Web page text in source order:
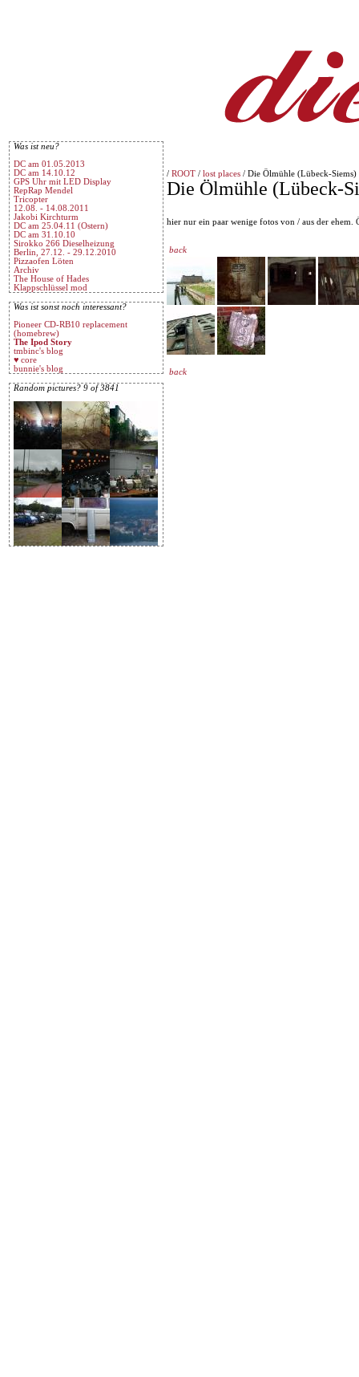
Was ist neu?
DC am 01.05.2013
DC am 14.10.12
GPS Uhr mit LED Display
RepRap Mendel
Tricopter
12.08. - 14.08.2011
Jakobi Kirchturm
DC am 25.04.11 (Ostern)
DC am 31.10.10
Sirokko 266 Dieselheizung
Berlin, 27.12. - 29.12.2010
Pizzaofen Löten
Archiv
The House of Hades
Klappschlüssel mod
Was ist sonst noch interessant?
Pioneer CD-RB10 replacement
(homebrew)
The Ipod Story
tmbinc's blog
♥ core
bunnie's blog
Random pictures? 9 of 3841
/ ROOT / lost places / Die Ölmühle (Lübeck-Siems)
Die Ölmühle (Lübeck-
hier nur ein paar wenige fotos von / aus der ehem.
back
back